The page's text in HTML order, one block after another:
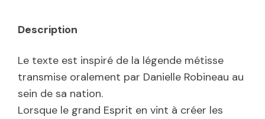
Description
Le texte est inspiré de la légende métisse
transmise oralement par Danielle Robineau au
sein de sa nation.
Lorsque le grand Esprit en vint à créer les